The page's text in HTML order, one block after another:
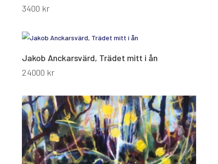
3400 kr
Jakob Anckarsvärd, Trädet mitt i ån
24000 kr